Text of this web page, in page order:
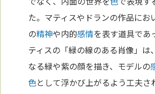
た。マティスやドランの作品にお
の精神や内的感情を表す道具であ
ティスの「緑の線のある肖像」は
なる緑や紫の顔を描き、モデルの
色として浮かび上がるよう工夫さ